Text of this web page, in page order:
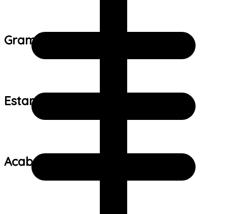
Gramatura do tecido:
Estampa:
Acabamento: